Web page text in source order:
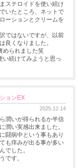
ステロイドを使い続け
いたところ、ネットで
ーションとクリームを
ではないですが、以前
良くなりました。
められました笑
い続けてみようと思っ
ョンEX
2025.12.14
潤いが得られるか半信
潤い実感出来ました。
闘病中という事もあり
も痒みが出る事が多い
でした。
です。